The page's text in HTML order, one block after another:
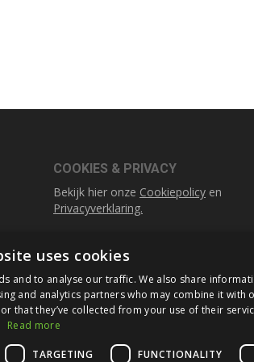
COOKIES & PRIVACY
Bekijk hier onze Cookiepolicy en
Privacyverklaring.
uses cookies
and to analyse our traffic. We also share
and analytics partners who may combine it with
that they’ve collected from your use of their
Read more
TARGETING FUNCTIONALITY